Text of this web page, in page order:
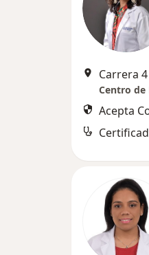
Carrera
Centro de
Acepta